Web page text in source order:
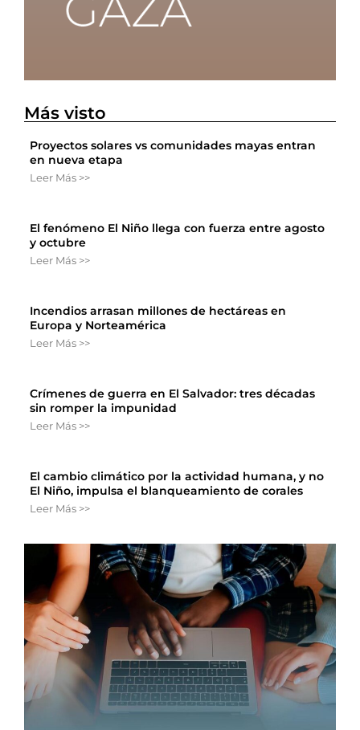
Más visto
Proyectos solares vs comunidades mayas entran
en nueva etapa
Leer Más >>
El fenómeno El Niño llega con fuerza entre agosto
y octubre
Leer Más >>
Incendios arrasan millones de hectáreas en
Europa y Norteamérica
Leer Más >>
Crímenes de guerra en El Salvador: tres décadas
sin romper la impunidad
Leer Más >>
El cambio climático por la actividad humana, y no
El Niño, impulsa el blanqueamiento de corales
Leer Más >>